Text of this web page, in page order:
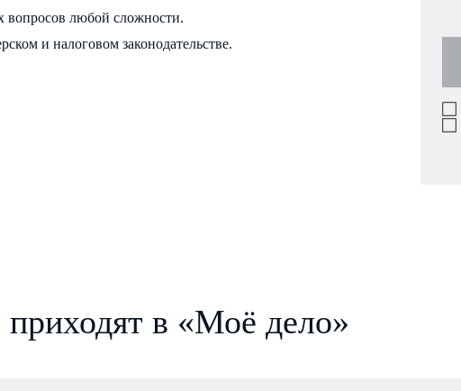
вопросов любой сложности.
и налоговом законодательстве.
в «Моё дело»